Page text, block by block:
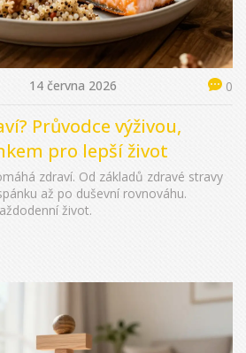
14 června 2026 0
Průvodce výživou,
pro lepší život
zdraví. Od základů zdravé stravy
až po duševní rovnováhu.
život.